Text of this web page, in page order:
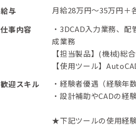
給与
月給28万円～35万円＋
仕事内容
・3DCAD入力業務、
成業務
【担当製品】(機械)総
【使用ツール】
歓迎スキル
・経験者優遇（経験年
・設計補助やCADの経
★下記ツールの使用経